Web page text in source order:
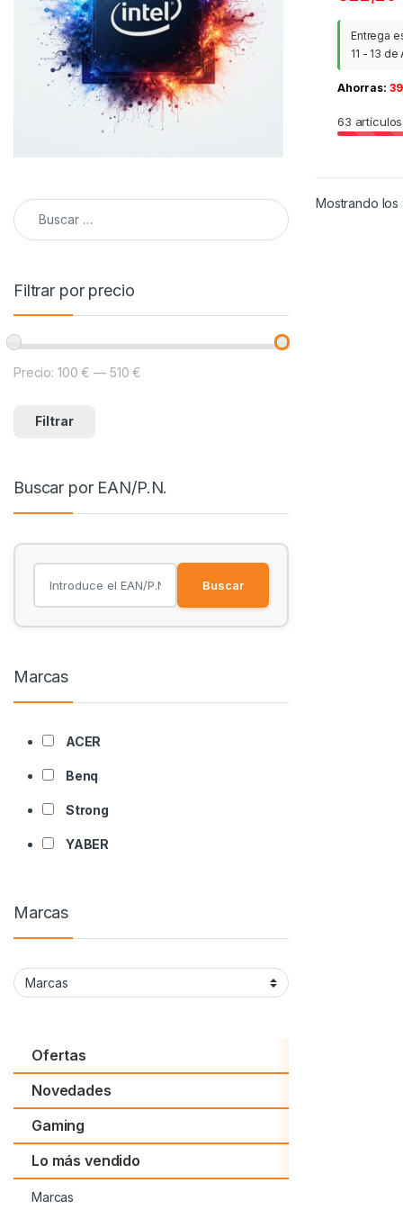
Entrega
11 - 13
Ahorras:
63
Mostrando los
Buscar:
Filtrar por precio
Precio mínimo
Precio máximo
Filtrar
Precio: 100 € — 510 €
Buscar por EAN/P.N.
Buscar
Marcas
ACER
Benq
Strong
YABER
Marcas
Ofertas
Novedades
Gaming
Lo más vendido
Marcas